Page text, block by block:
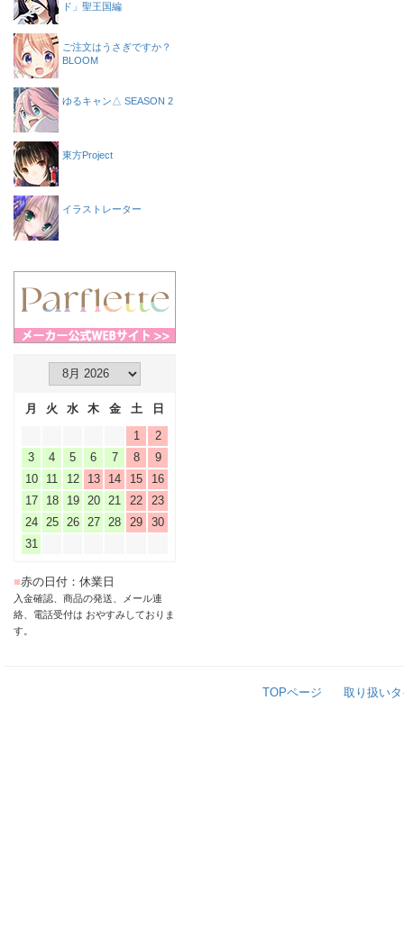
ド」聖王国編
ご注文はうさぎですか？
BLOOM
ゆるキャン△ SEASON 2
東方Project
イラストレーター
月 火 水 木 金 土
日
1
2
3
4 5 6 7 8
9
10
11 12 13 14 15
16
17
18 19 20 21 22
23
24
25 26 27 28 29
30
31
■赤の日付：休業日
入金確認、商品の発送、メール連
絡、電話受付は おやすみしておりま
す。
TOPページ 取り扱い